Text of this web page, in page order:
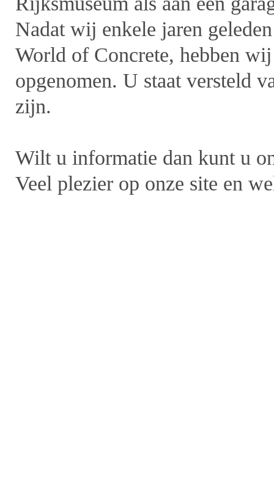
Nadat wij enkele jaren
World of Concrete, hebben
opgenomen. U staat versteld
zijn.
Wilt u informatie dan kunt u
Veel plezier op onze site en